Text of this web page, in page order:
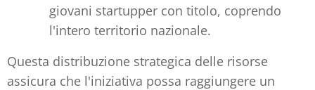
giovani startupper con titolo, coprendo
l'intero territorio nazionale.
Questa distribuzione strategica delle risorse
assicura che l'iniziativa possa raggiungere un